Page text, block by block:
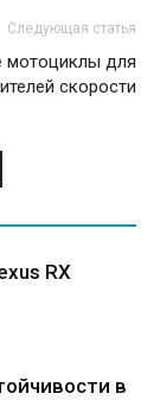
Следующая статья
мотоциклы для
скорости
RX
в